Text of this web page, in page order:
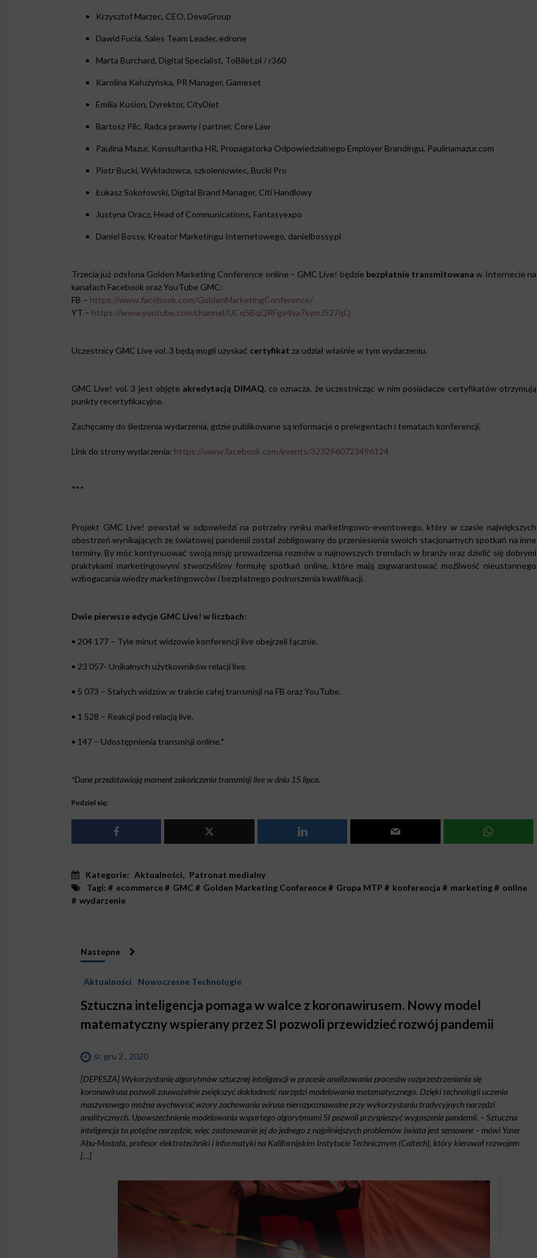
Krzysztof Marzec, CEO, DevaGroup
Dawid Fucia, Sales Team Leader, edrone
Marta Burchard, Digital Specialist, ToBilet.pl / r360
Karolina Kałużyńska, PR Manager, Gameset
Emilia Kusion, Dyrektor, CityDiet
Bartosz Pilc, Radca prawny i partner, Core Law
Paulina Mazur, Konsultantka HR, Propagatorka Odpowiedzialnego Employer Brandingu, Paulinamazur.com
Piotr Bucki, Wykładowca, szkoleniowiec, Bucki Pro
Łukasz Sokołowski, Digital Brand Manager, Citi Handlowy
Justyna Oracz, Head of Communications, Fantasyexpo
Daniel Bossy, Kreator Marketingu Internetowego, danielbossy.pl
Trzecia już odsłona Golden Marketing Conference online – GMC Live! będzie bezpłatnie transmitowana w Internecie na
kanałach Facebook oraz YouTube GMC:
FB – https://www.facebook.com/GoldenMarketingConference/
YT – https://www.youtube.com/channel/UCq5BqQRFge4ya7symJ527qQ
Uczestnicy GMC Live vol. 3 będą mogli uzyskać certyfikat za udział właśnie w tym wydarzeniu.
GMC Live! vol. 3 jest objęte akredytacją DIMAQ, co oznacza, że uczestnicząc w nim posiadacze certyfikatów otrzymują
punkty recertyfikacyjne.
Zachęcamy do śledzenia wydarzenia, gdzie publikowane są informacje o prelegentach i tematach konferencji.
Link do strony wydarzenia: https://www.facebook.com/events/3232960723496124
***
Projekt GMC Live! powstał w odpowiedzi na potrzeby rynku marketingowo-eventowego, który w czasie największych
obostrzeń wynikających ze światowej pandemii został zobligowany do przeniesienia swoich stacjonarnych spotkań na inne
terminy. By móc kontynuować swoją misję prowadzenia rozmów o najnowszych trendach w branży oraz dzielić się dobrymi
praktykami marketingowymi stworzyliśmy formułę spotkań online, które mają zagwarantować możliwość nieustannego
wzbogacania wiedzy marketingowców i bezpłatnego podnoszenia kwalifikacji.
Dwie pierwsze edycje GMC Live! w liczbach:
• 204 177 – Tyle minut widzowie konferencji live obejrzeli łącznie.
• 23 057- Unikalnych użytkowników relacji live.
• 5 073 – Stałych widzów w trakcie całej transmisji na FB oraz YouTube.
• 1 528 – Reakcji pod relacją live.
• 147 – Udostępnienia transmisji online.*
*Dane przedstawiają moment zakończenia transmisji live w dniu 15 lipca.
Podziel się:
Kategorie: Aktualności, Patronat medialny
Tagi: # ecommerce# GMC # Golden Marketing Conference# Grupa MTP # konferencja # marketing# online
# wydarzenie
Nastepne
Aktualności Nowoczesne Technologie
Sztuczna inteligencja pomaga w walce z koronawirusem. Nowy model
matematyczny wspierany przez SI pozwoli przewidzieć rozwój pandemii
śr. gru 2 , 2020
[DEPESZA] Wykorzystanie algorytmów sztucznej inteligencji w procesie analizowania procesów rozprzestrzeniania się
koronawirusa pozwoli zauważalnie zwiększyć dokładność narzędzi modelowania matematycznego. Dzięki technologii uczenia
maszynowego można wychwycić wzory zachowania wirusa nierozpoznawalne przy wykorzystaniu tradycyjnych narzędzi
analitycznych. Upowszechnienie modelowania wspartego algorytmami SI pozwoli przyspieszyć wygaszenie pandemii. – Sztuczna
inteligencja to potężne narzędzie, więc zastosowanie jej do jednego z najpilniejszych problemów świata jest sensowne – mówi Yaser
Abu-Mostafa, profesor elektrotechniki i informatyki na Kalifornijskim Instytucie Technicznym (Caltech), który kierował rozwojem
[…]